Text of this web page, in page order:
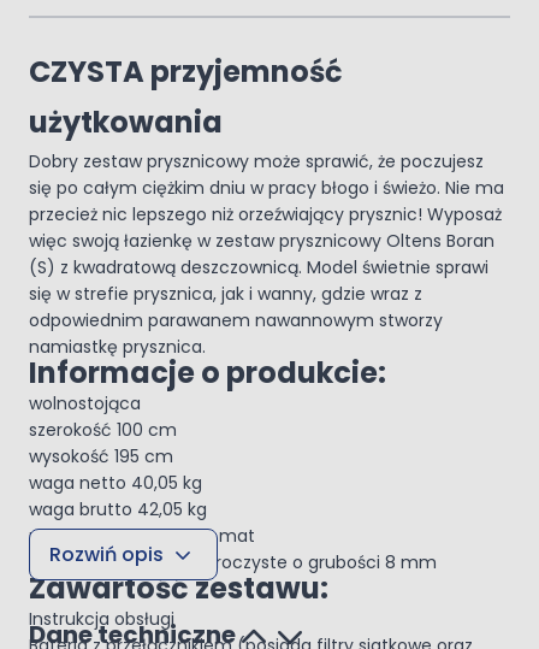
CZYSTA przyjemność
użytkowania
Dobry zestaw prysznicowy może sprawić, że poczujesz
się po całym ciężkim dniu w pracy błogo i świeżo. Nie ma
przecież nic lepszego niż orzeźwiający prysznic! Wyposaż
więc swoją łazienkę w zestaw prysznicowy Oltens Boran
(S) z kwadratową deszczownicą. Model świetnie sprawi
się w strefie prysznica, jak i wanny, gdzie wraz z
odpowiednim parawanem nawannowym stworzy
namiastkę prysznica.
Informacje o produkcie:
wolnostojąca
szerokość 100 cm
wysokość 195 cm
waga netto 40,05 kg
waga brutto 42,05 kg
profil w kolorze czarny mat
szkło hartowane przezroczyste o grubości 8 mm
Zawartość zestawu:
Instrukcja obsługi
Rozwiń opis
Dane techniczne